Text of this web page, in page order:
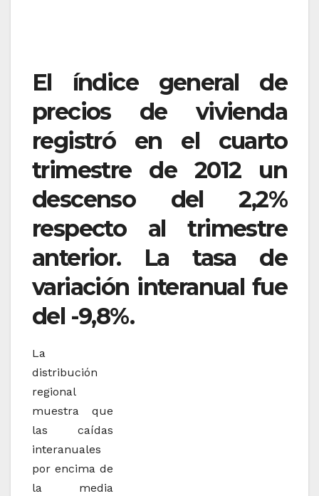
El índice general de
precios de vivienda
registró en el cuarto
trimestre de 2012 un
descenso del 2,2%
respecto al trimestre
anterior. La tasa de
variación interanual fue
del -9,8%.
La
distribución
regional
muestra que
las caídas
interanuales
por encima de
la media